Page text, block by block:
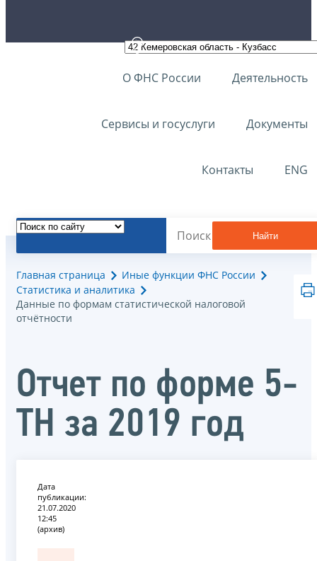
О ФНС России Деятельность
Сервисы и госуслуги Документы
Контакты ENG
Найти
Главная страница
Иные функции ФНС России
Статистика и аналитика
Данные по формам статистической налоговой
отчётности
Отчет по форме 5-
ТН за 2019 год
Дата
публикации:
21.07.2020
12:45
(архив)